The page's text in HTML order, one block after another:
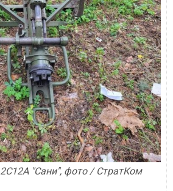
2С12А "Сани", фото / СтратКом